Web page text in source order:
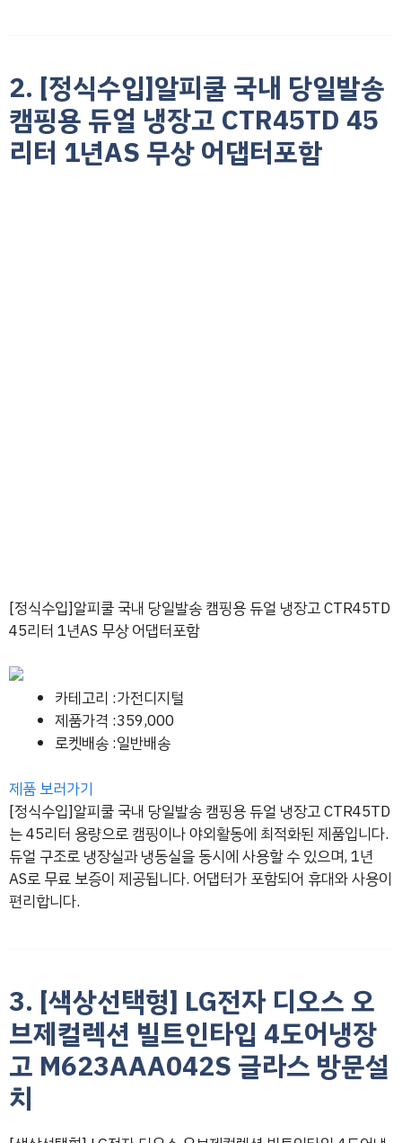
2. [정식수입]알피쿨 국내 당일발송
캠핑용 듀얼 냉장고 CTR45TD 45
리터 1년AS 무상 어댑터포함
[정식수입]알피쿨 국내 당일발송 캠핑용 듀얼 냉장고 CTR45TD
45리터 1년AS 무상 어댑터포함
카테고리 :가전디지털
제품가격 :359,000
로켓배송 :일반배송
제품 보러가기
[정식수입]알피쿨 국내 당일발송 캠핑용 듀얼 냉장고 CTR45TD
는 45리터 용량으로 캠핑이나 야외활동에 최적화된 제품입니다.
듀얼 구조로 냉장실과 냉동실을 동시에 사용할 수 있으며, 1년
AS로 무료 보증이 제공됩니다. 어댑터가 포함되어 휴대와 사용이
편리합니다.
3. [색상선택형] LG전자 디오스 오
브제컬렉션 빌트인타입 4도어냉장
고 M623AAA042S 글라스 방문설
치